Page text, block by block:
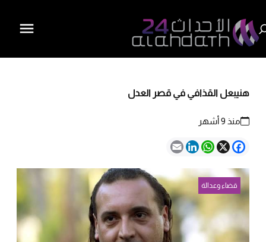
هنيبعل القذافي في قصر العدل
منذ 9 أشهر
Facebook
X
WhatsApp
LinkedIn
Email
قضاء وعدالة